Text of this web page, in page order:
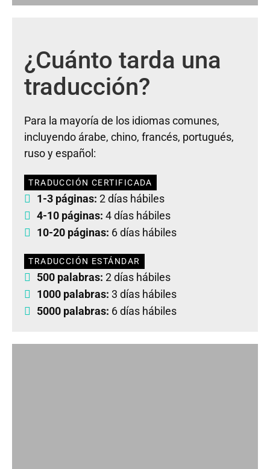
¿Cuánto tarda una
traducción?
Para la mayoría de los idiomas comunes,
incluyendo árabe, chino, francés, portugués,
ruso y español:
TRADUCCIÓN CERTIFICADA
1-3 páginas: 2 días hábiles
4-10 páginas: 4 días hábiles
10-20 páginas: 6 días hábiles
TRADUCCIÓN ESTÁNDAR
500 palabras: 2 días hábiles
1000 palabras: 3 días hábiles
5000 palabras: 6 días hábiles